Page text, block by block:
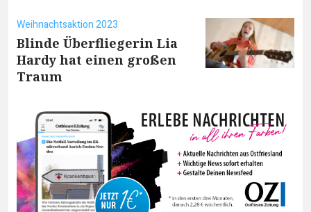
Weihnachtsaktion 2023
Blinde Überfliegerin Lia
Hardy hat einen großen
Traum